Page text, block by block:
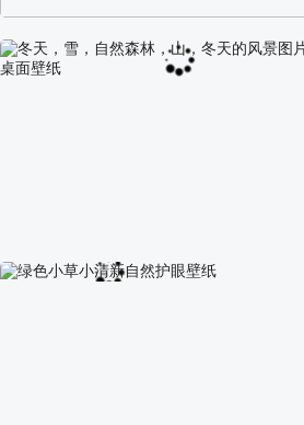
阿尔卑斯山区自然风景壁纸
冬天，雪，自然森林，山，冬天的风景图片